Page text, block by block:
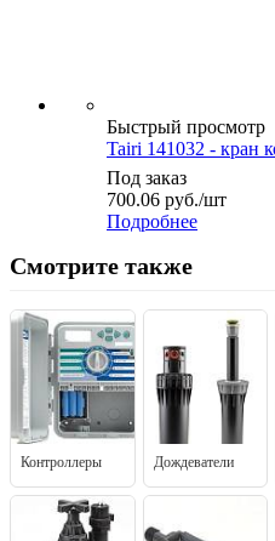
Быстрый просмотр
Tairi 141032 - кран
Под заказ
700.06 руб./шт
Подробнее
Смотрите также
Контроллеры Дождеватели